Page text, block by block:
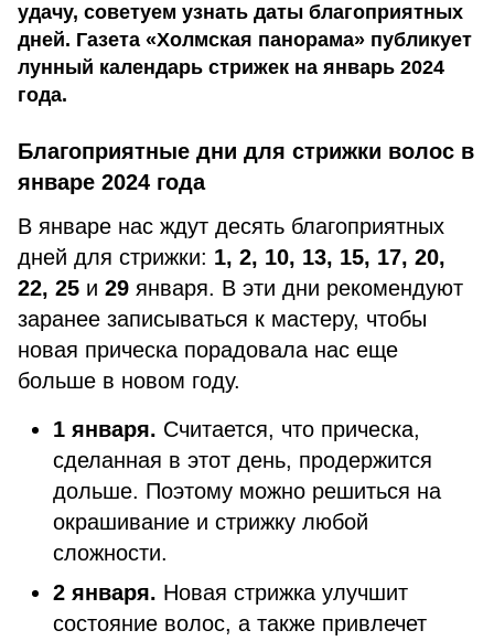
удачу, советуем узнать даты благоприятных
дней. Газета «Холмская панорама» публикует
лунный календарь стрижек на январь 2024
года.
Благоприятные дни для стрижки волос в
январе 2024 года
В январе нас ждут десять благоприятных
дней для стрижки: 1, 2, 10, 13, 15, 17, 20,
22, 25 и 29 января. В эти дни рекомендуют
заранее записываться к мастеру, чтобы
новая прическа порадовала нас еще
больше в новом году.
1 января. Считается, что прическа,
сделанная в этот день, продержится
дольше. Поэтому можно решиться на
окрашивание и стрижку любой
сложности.
2 января. Новая стрижка улучшит
состояние волос, а также привлечет